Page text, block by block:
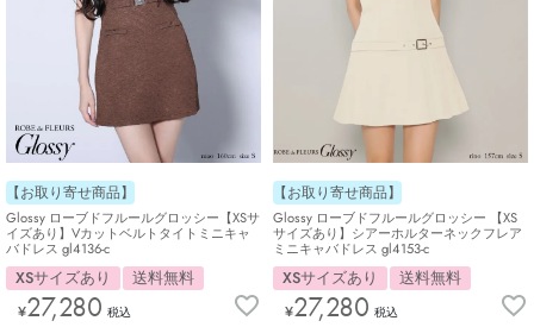
【お取り寄せ商品】
Glossy ローブドフルールグロッシー【XSサ
イズあり】Vカットベルトタイトミニキャ
バドレス gl4136-c
XSサイズあり 送料無料
¥27,280 税込
【お取り寄せ商品】
Glossy ローブドフルールグロッシー 【XS
サイズあり】シアーホルターネックフレア
ミニキャバドレス gl4153-c
XSサイズあり 送料無料
¥27,280 税込